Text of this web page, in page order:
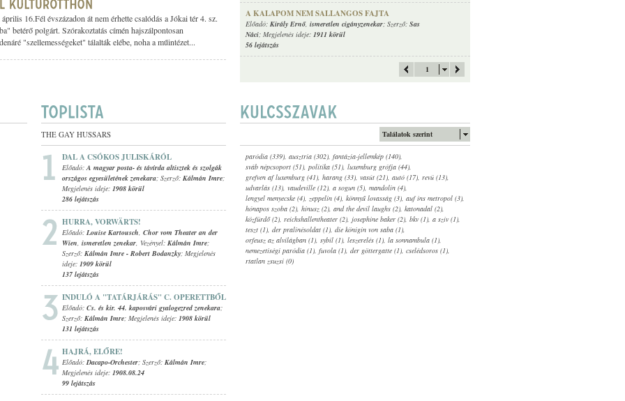
A KALAPOM NEM SALLANGOS FAJTA
Előadó: Király Ernő, ismeretlen cigányzenekar; Szerző: Sas
Náci; Megjelenés ideje: 1911 körül
56 lejátszás
1
16.Fél évszázadon át nem érhette csalódás a Jókai tér 4. sz.
betérő polgárt. Szórakoztatás címén hajszálpontosan
"szellemességeket" tálalták elébe, noha a műintézet...
THE GAY HUSSARS
DAL A CSÓKOS JULISKÁRÓL
Előadó:A magyar posta- és távírda altisztek és szolgák
országos egyesületének zenekara; Szerző: Kálmán Imre;
Megjelenés ideje: 1908 körül
286 lejátszás
HURRA, VORWÄRTS!
Előadó: Louise Kartousch, Chor vom Theater an der
Wien, ismeretlen zenekar, Vezényel: Kálmán Imre;
Szerző: Kálmán Imre - Robert Bodanzky; Megjelenés
ideje: 1909 körül
137 lejátszás
INDULÓ A "TATÁRJÁRÁS" C. OPERETTBŐL
Előadó: Cs. és kir. 44. kaposvári gyalogezred zenekara;
Szerző: Kálmán Imre; Megjelenés ideje: 1908 körül
131 lejátszás
HAJRÁ, ELŐRE!
Előadó:Dacapo-Orchester; Szerző: Kálmán Imre;
Megjelenés ideje: 1908.08.24
99 lejátszás
Találatok szerint
paródia (339), ausztria (302), fantázia-jellemkép (140),
sváb népcsoport (51), politika (51), luxemburg grófja (44),
grefven af luxemburg (41), harang (33), vasút (21), autó (17), revü (13),
udvarlás (13), vaudeville (12), a sogun (5), mandolin (4),
lengyel menyecske (4), zeppelin (4), könnyű lovasság (3), auf ins metropol (3),
hónapos szoba (2), hinusz (2), and the devil laughs (2), katonadal (2),
közfürdő (2), reichshallentheater (2), josephine baker (2), bkv (1), a szív (1),
teszt (1), der pralinésoldat (1), die königin von saba (1),
orfeusz az alvilágban (1), sybil (1), leszerelés (1), la sonnambula (1),
nemezetiségi paródia (1), fuvola (1), der göttergatte (1), cselédsoros (1),
rtatlan zsuzsi (0)